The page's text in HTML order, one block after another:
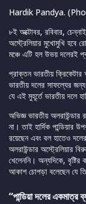
Hardik Pandya.
৮ই অক্টোবর, রবিবার,
অস্ট্রেলিয়ার মুখোমুখি হবে
মঞ্চে এটি হল উভয় দলেরই
প্রাক্তন ভারতীয়
ভারতীয় দলের সাফল্যের জন্য
যে এই মুহূর্তে ভারতীয় দলে
অভিজ্ঞ ভারতীয় অলরাউন্ডার
না। তাই হার্দিক পান্ডিয়ার
রয়েছেন এবং বল হাতেও
অলরাউন্ডার অস্ট্রেলিয়ার
খেলেননি। অন্যদিকে,
আকাশ চোপড়া বলেছেন যে
“পান্ডিয়া দলের একমাত্র